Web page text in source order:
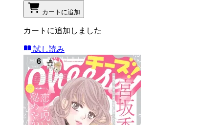
カートに追加
カートに追加しました
試し読み